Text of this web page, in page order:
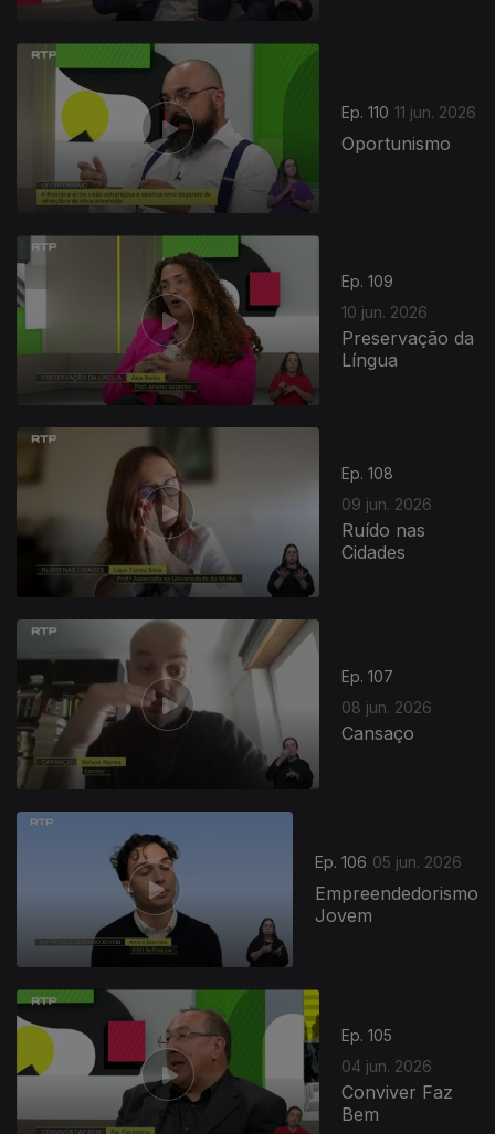
Ep. 110 11 jun. 2026
Oportunismo
Ep. 109
10 jun. 2026
Preservação da
Língua
Ep. 108
09 jun. 2026
Ruído nas
Cidades
Ep. 107
08 jun. 2026
Cansaço
Ep. 106 05 jun. 2026
Empreendedorismo
Jovem
Ep. 105
04 jun. 2026
Conviver Faz
Bem